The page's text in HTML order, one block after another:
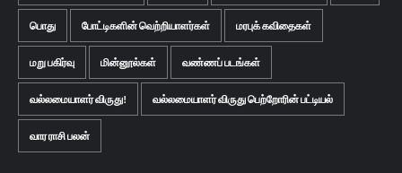
பொது போட்டிகளின் வெற்றியாளர்கள் மரபுக் கவிதைகள்
மறு பகிர்வு மின்னூல்கள் வண்ணப் படங்கள்
வல்லமையாளர் விருது! வல்லமையாளர் விருது பெற்றோரின் பட்டியல்
வார ராசி பலன்